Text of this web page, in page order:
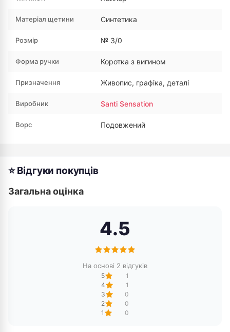
Матеріал щетини Синтетика
Розмір № 3/0
Форма ручки Коротка з вигином
Призначення Живопис, графіка, деталі
Виробник Santi Sensation
Ворс Подовжений
⭐ Відгуки покупців
Загальна оцінка
4.5
На основі 2 відгуків
5
1
4
1
3
0
2
0
1
0